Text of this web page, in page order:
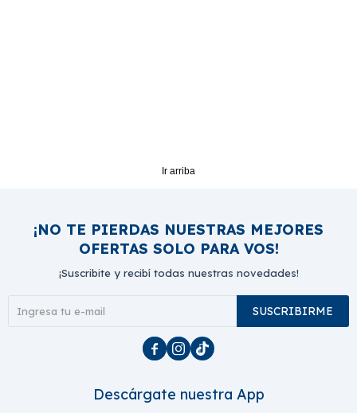
Ir arriba
¡NO TE PIERDAS NUESTRAS MEJORES
OFERTAS SOLO PARA VOS!
¡Suscribite y recibí todas nuestras novedades!
SUSCRIBIRME
  
Descárgate nuestra App